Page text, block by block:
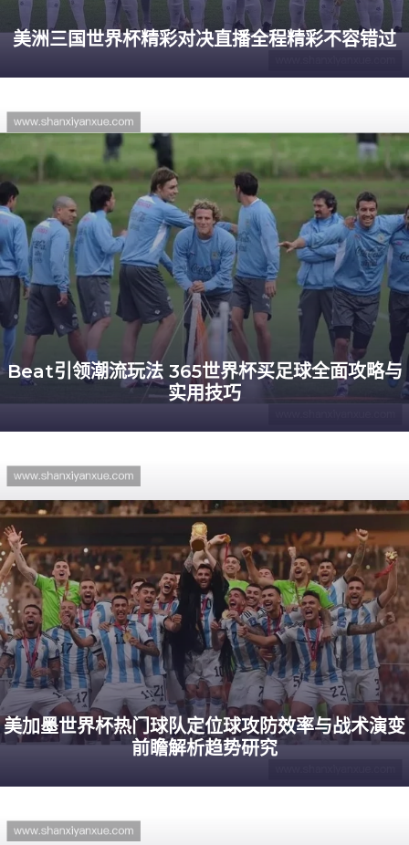
美洲三国世界杯精彩对决直播全程精彩不容错过
Beat引领潮流玩法 365世界杯买足球全面攻略与
实用技巧
美加墨世界杯热门球队定位球攻防效率与战术演变
前瞻解析趋势研究